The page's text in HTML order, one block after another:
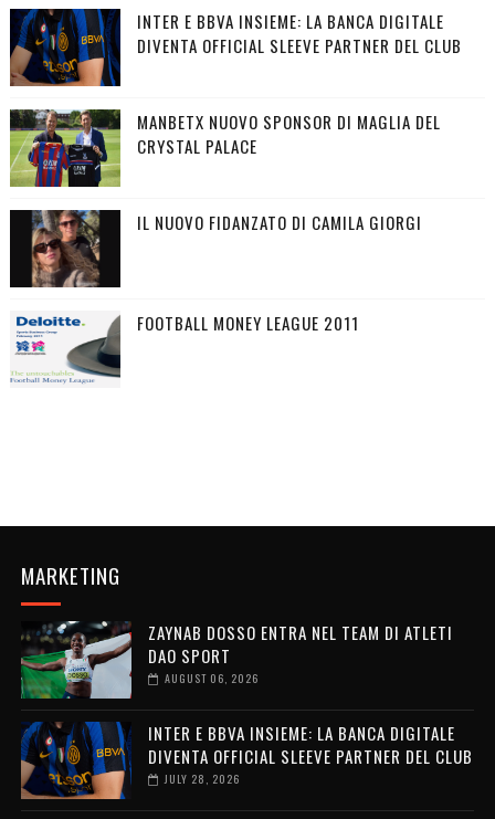
INTER E BBVA INSIEME: LA BANCA DIGITALE
DIVENTA OFFICIAL SLEEVE PARTNER DEL CLUB
MANBETX NUOVO SPONSOR DI MAGLIA DEL
CRYSTAL PALACE
IL NUOVO FIDANZATO DI CAMILA GIORGI
FOOTBALL MONEY LEAGUE 2011
MARKETING
ZAYNAB DOSSO ENTRA NEL TEAM DI ATLETI
DAO SPORT
AUGUST 06, 2026
INTER E BBVA INSIEME: LA BANCA DIGITALE
DIVENTA OFFICIAL SLEEVE PARTNER DEL CLUB
JULY 28, 2026